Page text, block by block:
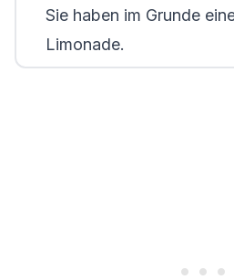
Sie haben im Grunde
Limonade.